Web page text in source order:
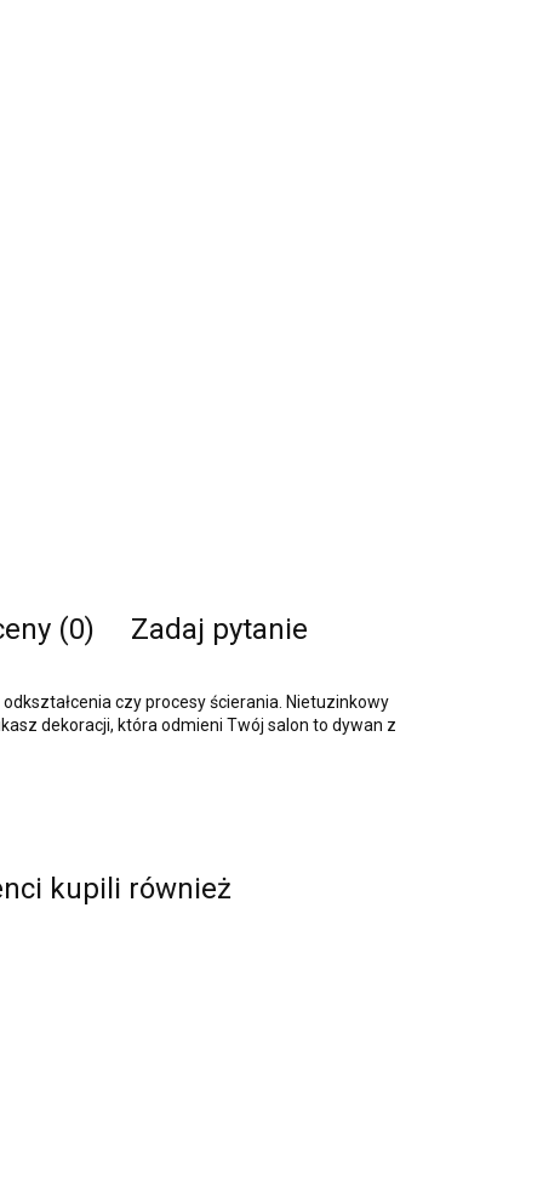
(0) Zadaj pytanie
czy procesy ścierania. Nietuzinkowy
dekoracji, która odmieni Twój salon to dywan z
kupili również